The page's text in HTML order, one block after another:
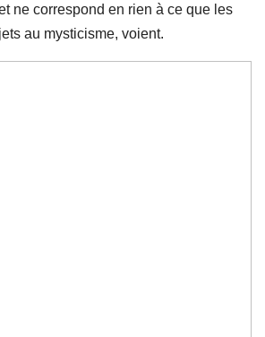
ne correspond en rien à ce que les
au mysticisme, voient.